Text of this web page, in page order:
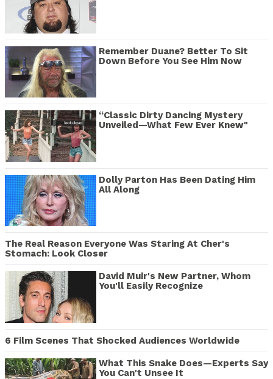
Remember Duane? Better To Sit
Down Before You See Him Now
“Classic Dirty Dancing Mystery
Unveiled—What Few Ever Knew"
Dolly Parton Has Been Dating Him
All Along
The Real Reason Everyone Was Staring At Cher's
Stomach: Look Closer
David Muir's New Partner, Whom
You'll Easily Recognize
6 Film Scenes That Shocked Audiences Worldwide
What This Snake Does—Experts Say
You Can't Unsee It